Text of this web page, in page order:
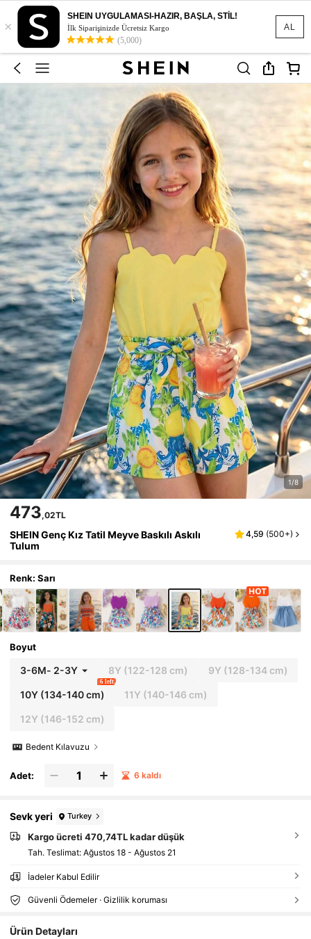
AL
×
SHEIN UYGULAMASI-HAZIR, BAŞLA, STİL!
İlk Siparişinizde Ücretsiz Kargo
(5,000)
1/8
473,02TL
SHEIN Genç Kız Tatil Meyve Baskılı Askılı
Tulum
4,59 (500+)
Renk: Sarı
Boyut
3-6M- 2-3Y 8Y (122-128 cm) 9Y (128-134 cm)
10Y(134-140 cm)
6 left
11Y (140-146 cm)
12Y (146-152 cm)
Bedent Kılavuzu
Adet: 6 kaldı
Sevk yeri Turkey
Kargo ücreti 470,74TL kadar düşük
Tah. Teslimat: Ağustos 18 - Ağustos 21
İadeler Kabul Edilir
Güvenli Ödemeler · Gizlilik koruması
Ürün Detayları